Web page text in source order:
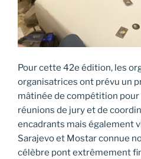
Pour cette 42e édition, les
organisatrices ont prévu un
mâtinée de compétition
réunions de jury et de
encadrants mais également
Sarajevo et Mostar connue
célèbre pont extrêmement